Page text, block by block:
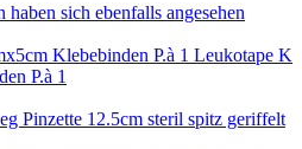
haben sich ebenfalls angesehen
Leukotape K
P.à 1